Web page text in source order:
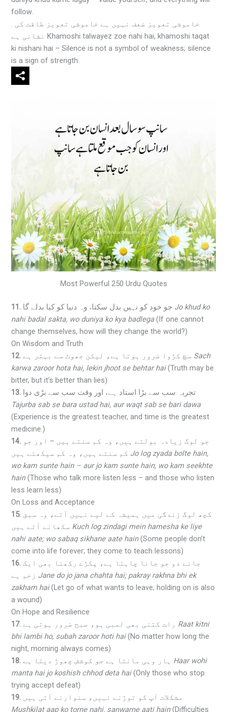
follow.
. خاموشی تعویز ضعف نہیں ہے خاموشی تعویز طاقت کی
نشانی ہے Khamoshi talwayez zoe nahi hai, khamoshi taqat
ki nishani hai – Silence is not a symbol of weakness; silence
is a sign of strength.
Most Powerful 250 Urdu Quotes
11.
Jo khud ko
nahi badal sakta, wo duniya ko kya badlega(If one cannot
change themselves, how will they change the world?)
On Wisdom and Truth
12.
Sach
karwa zaroor hota hai, lekin jhoot se behtar hai(Truth may be
bitter, but it’s better than lies)
13. تجربہ سب سے بڑا استاد ہے، اور وقت سب سے بڑی دوا
Tajurba sab se bara ustad hai, aur waqt sab se bari dawa
(Experience is the greatest teacher, and time is the greatest
medicine.)
14.
Jo log zyada bolte hain,
wo kam sunte hain – aur jo kam sunte hain, wo kam seekhte
hain(Those who talk more listen less – and those who listen
less learn less)
On Loss and Acceptance
15.
Kuch log zindagi mein hamesha ke liye
nahi aate; wo sabaq sikhane aate hain(Some people don’t
come into life forever; they come to teach lessons)
16. جانے دو جو جانا چاہتا ہے، پکڑے رکھنا بھی ایک
Jane do jo jana chahta hai; pakray rakhna bhi ek
zakham hai(Let go of what wants to leave; holding on is also
a wound)
On Hope and Resilience
17.
Raat kitni
bhi lambi ho, subah zaroor hoti hai(No matter how long the
night, morning always comes)
18.
Haar wohi
manta hai jo koshish chhod deta hai(Only those who stop
trying accept defeat)
19. مشکلات آپ کو توڑنے نہیں، سنوارنے آتی ہیں
Mushkilat aap ko torne nahi, sanwarne aati hain(Difficulties